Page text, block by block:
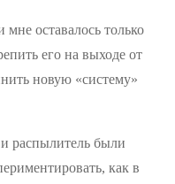
оставалось только
его на выходе от
новую «систему»
распылитель были
как в